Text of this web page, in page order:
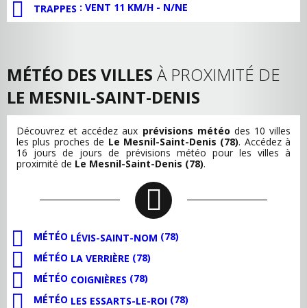
TRAPPES : VENT 11 KM/H - N/NE
MÉTÉO DES VILLES À PROXIMITÉ DE
LE MESNIL-SAINT-DENIS
Découvrez et accédez aux prévisions météo des 10 villes
les plus proches de Le Mesnil-Saint-Denis (78). Accédez à
16 jours de jours de prévisions météo pour les villes à
proximité de Le Mesnil-Saint-Denis (78).
MÉTÉO LÉVIS-SAINT-NOM (78)
MÉTÉO LA VERRIÈRE (78)
MÉTÉO COIGNIÈRES (78)
MÉTÉO LES ESSARTS-LE-ROI (78)